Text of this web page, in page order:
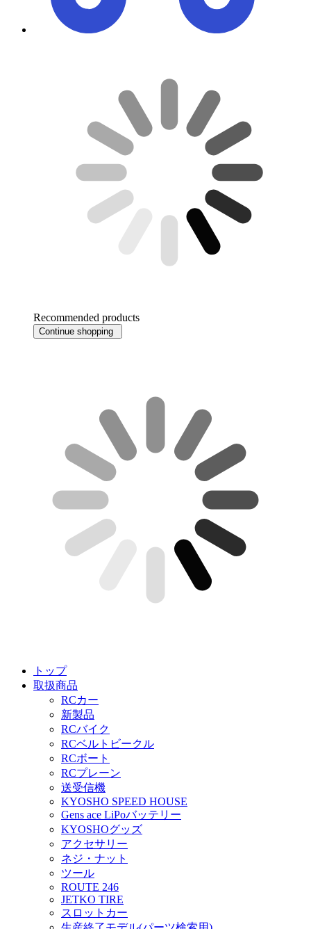
Recommended products
Continue shopping
トップ
取扱商品
RCカー
新製品
RCバイク
RCベルトビークル
RCボート
RCプレーン
送受信機
KYOSHO SPEED HOUSE
Gens ace LiPoバッテリー
KYOSHOグッズ
アクセサリー
ネジ・ナット
ツール
ROUTE 246
JETKO TIRE
スロットカー